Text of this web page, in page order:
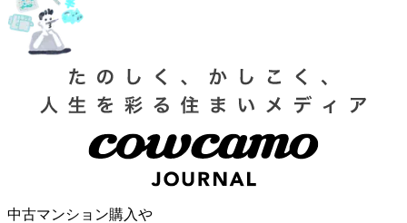
中古マンション購入や